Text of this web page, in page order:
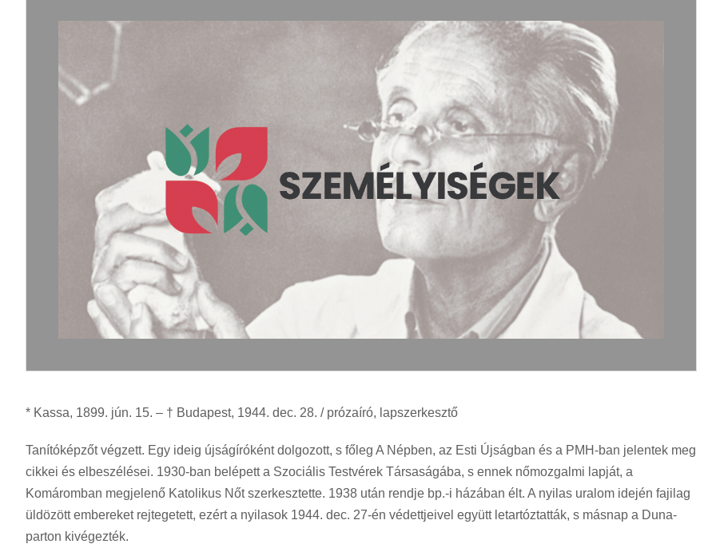
* Kassa, 1899. jún. 15. – † Budapest, 1944. dec. 28. / prózaíró, lapszerkesztő
Tanítóképzőt végzett. Egy ideig újságíróként dolgozott, s főleg A Népben, az Esti Újságban és a PMH-ban jelentek meg
cikkei és elbeszélései. 1930-ban belépett a Szociális Testvérek Társaságába, s ennek nőmozgalmi lapját, a
Komáromban megjelenő Katolikus Nőt szerkesztette. 1938 után rendje bp.-i házában élt. A nyilas uralom idején fajilag
üldözött embereket rejtegetett, ezért a nyilasok 1944. dec. 27-én védettjeivel együtt letartóztatták, s másnap a Duna-
parton kivégezték.